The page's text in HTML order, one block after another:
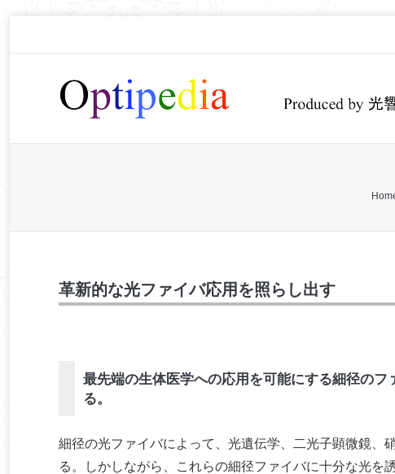
革新的な光ファイバ応用を照らし出す
最先端の生体医学への応用を可能にする細径の
る。
細径の光ファイバによって、光遺伝学、二光子顕微鏡、
る。しかしながら、これらの細径ファイバに十分な光